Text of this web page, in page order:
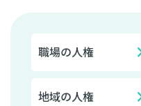
職場の人権
地域の人権